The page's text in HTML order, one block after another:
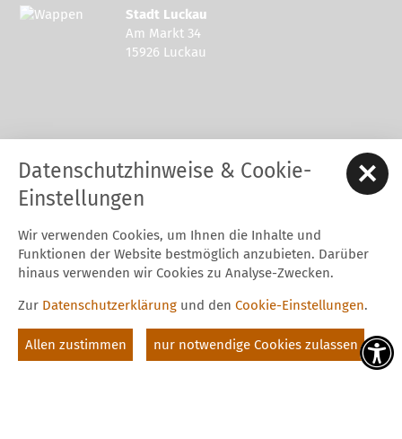
Stadt Luckau
Am Markt 34
15926 Luckau
Tel.: 03544 - 594 0
Fax: 03544 - 2948
E-Mail:stadt@luckau.de
Start Karriere Kontakt Datenschutz
Impressum
Barrierefreiheitserklärung
Intern
Folgt uns auf
Datenschutzhinweise & Cookie-
Einstellungen
Wir verwenden Cookies, um Ihnen die Inhalte und
Funktionen der Website bestmöglich anzubieten. Darüber
hinaus verwenden wir Cookies zu Analyse-Zwecken.
Zur Datenschutzerklärung und den Cookie-Einstellungen.
Allen zustimmen nur notwendige Cookies zulassen